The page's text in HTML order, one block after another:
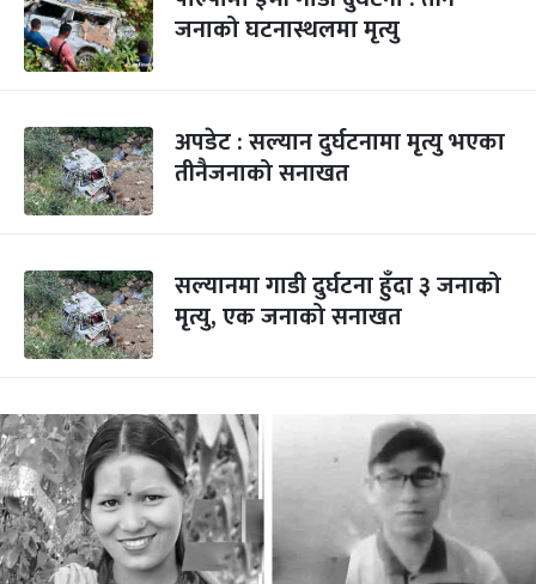
जनाको घटनास्थलमा मृत्यु
अपडेट : सल्यान दुर्घटनामा मृत्यु भएका
तीनैजनाको सनाखत
सल्यानमा गाडी दुर्घटना हुँदा ३ जनाको
मृत्यु, एक जनाको सनाखत